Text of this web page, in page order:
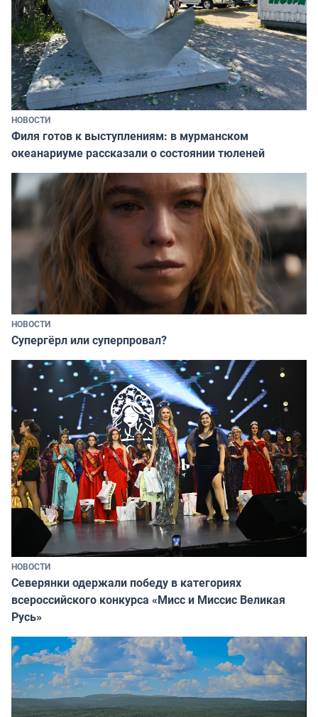
НОВОСТИ
Филя готов к выступлениям: в мурманском
океанариуме рассказали о состоянии тюленей
НОВОСТИ
Супергёрл или суперпровал?
НОВОСТИ
Северянки одержали победу в категориях
всероссийского конкурса «Мисс и Миссис Великая
Русь»